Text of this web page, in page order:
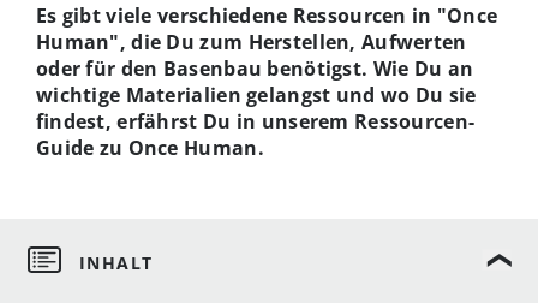
Es gibt viele verschiedene Ressourcen in "Once
Human", die Du zum Herstellen, Aufwerten
oder für den Basenbau benötigst. Wie Du an
wichtige Materialien gelangst und wo Du sie
findest, erfährst Du in unserem Ressourcen-
Guide zu Once Human.